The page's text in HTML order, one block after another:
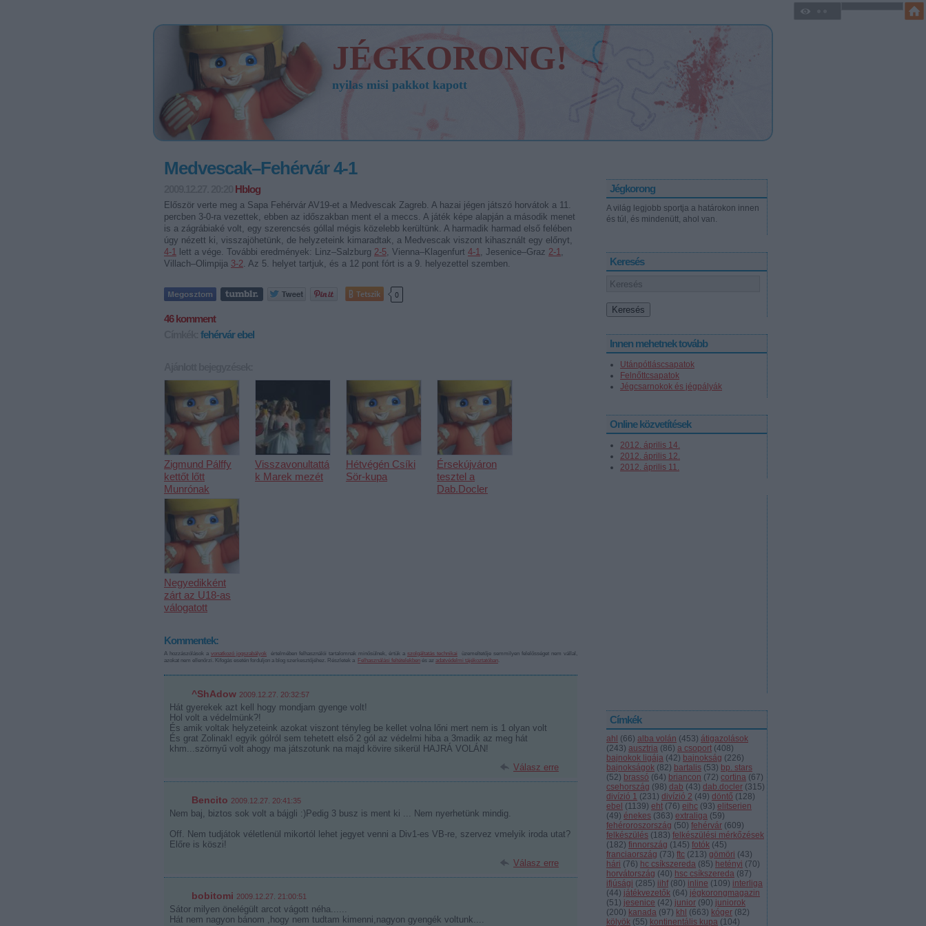
JÉGKORONG!
nyilas misi pakkot kapott
Jégkorong
A világ legjobb sportja a határokon innen
és túl, és mindenütt, ahol van.
Keresés
Innen mehetnek tovább
Utánpótláscsapatok
Felnőttcsapatok
Jégcsarnokok és jégpályák
Online közvetítések
2012. április 14.
2012. április 12.
2012. április 11.
Címkék
ahl (66) alba volán (453) átigazolások
(243) ausztria (86) a csoport (408)
bajnokok ligája (42) bajnokság (226)
bajnokságok (82) bartalis (53) bp. stars
(52) brassó (64) briancon (72) cortina (67)
csehország (98) dab (43) dab.docler (315)
divízió 1 (231) divízió 2 (49) döntő (128)
ebel (1139) eht (76) eihc (93) elitserien
(49) énekes (363) extraliga (59)
fehéroroszország (50) fehérvár (609)
felkészülés (183) felkészülési mérkőzések
(182) finnország (145) fotók (45)
franciaország (73) ftc (213) gömöri (43)
hári (76) hc csíkszereda (85) hetényi (70)
horvátország (40) hsc csíkszereda (87)
ifjúsági (285) iihf (80) inline (109) interliga
(44) játékvezetők (64) jégkorongmagazin
(51) jesenice (42) junior (90) juniorok
(200) kanada (97) khl (663) kóger (82)
kölyök (55) kontinentális kupa (104)
Medvescak–Fehérvár 4-1
Hblog
Először verte meg a Sapa Fehérvár AV19-et a Medvescak Zagreb. A hazai jégen játszó horvátok a 11.
percben 3-0-ra vezettek, ebben az időszakban ment el a meccs. A játék képe alapján a második menet
is a zágrábiaké volt, egy szerencsés góllal mégis közelebb kerültünk. A harmadik harmad első felében
úgy nézett ki, visszajöhetünk, de helyzeteink kimaradtak, a Medvescak viszont kihasznált egy előnyt,
4-1 lett a vége. További eredmények: Linz–Salzburg 2-5, Vienna–Klagenfurt 4-1, Jesenice–Graz 2-1,
Villach–Olimpija 3-2. Az 5. helyet tartjuk, és a 12 pont fórt is a 9. helyezettel szemben.
Tetszik 0
46komment
fehérvár ebel
Zigmund Pálffy
kettőt lőtt
Munrónak
Visszavonultattá
k Marek mezét
Hétvégén Csíki
Sör-kupa
Érsekújváron
tesztel a
Dab.Docler
Negyedikként
zárt az U18-as
válogatott
Kommentek:
A hozzászólások a vonatkozó jogszabályok értelmében felhasználói tartalomnak minősülnek, értük a szolgáltatás technikai
üzemeltetője semmilyen felelősséget nem vállal,
azokat nem ellenőrzi. Kifogás esetén forduljon a blog szerkesztőjéhez. Részletek a
Felhasználási feltételekben és az adatvédelmi tájékoztatóban.
^ShAdow 2009.12.27. 20:32:57
Hát gyerekek azt kell hogy mondjam gyenge volt!
Hol volt a védelmünk?!
És amik voltak helyzeteink azokat viszont tényleg be kellet volna lőni mert nem is 1 olyan volt
És grat Zolinak! egyik gólról sem tehetett első 2 gól az védelmi hiba a 3madik az meg hát
khm...szörnyű volt ahogy ma játszotunk na majd kövire sikerül HAJRÁ VOLÁN!
Válasz erre
Bencito 2009.12.27. 20:41:35
Nem baj, biztos sok volt a bájgli :)Pedig 3 busz is ment ki ... Nem nyerhetünk mindig.
Off. Nem tudjátok véletlenül mikortól lehet jegyet venni a Div1-es VB-re, szervez vmelyik iroda utat?
Előre is köszi!
Válasz erre
bobitomi 2009.12.27. 21:00:51
Sátor milyen önelégült arcot vágott néha......
Hát nem nagyon bánom ,hogy nem tudtam kimenni,nagyon gyengék voltunk....